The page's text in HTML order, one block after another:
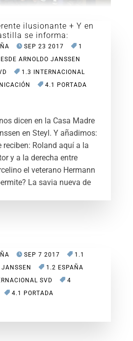
ilusionante + Y en
se informa:
SEP 23 2017
1
ARNOLDO JANSSEN
1.3 INTERNACIONAL
4.1 PORTADA
dicen en la Casa Madre
en Steyl. Y añadimos:
reciben: Roland aquí a la
y a la derecha entre
el veterano Hermann
La savia nueva de
SEP 7 2017
1.1
JANSSEN
1.2 ESPAÑA
SVD
4
4.1 PORTADA